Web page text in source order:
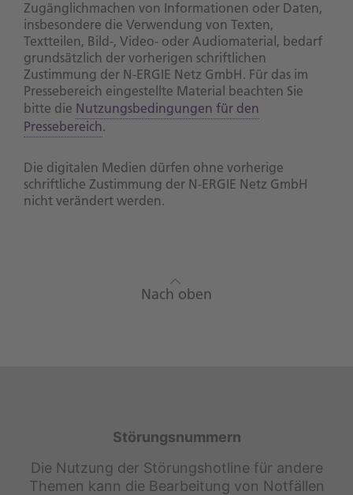
Zugänglichmachen von Informationen oder Daten,
insbesondere die Verwendung von Texten,
Textteilen, Bild-, Video- oder Audiomaterial, bedarf
grundsätzlich der vorherigen schriftlichen
Zustimmung der N-ERGIE Netz GmbH. Für das im
Pressebereich eingestellte Material beachten Sie
bitte die Nutzungsbedingungen für den
Pressebereich.
Die digitalen Medien dürfen ohne vorherige
schriftliche Zustimmung der N-ERGIE Netz GmbH
nicht verändert werden.
Nach oben
Störungsnummern
Die Nutzung der Störungshotline für andere
Themen kann die Bearbeitung von Notfällen